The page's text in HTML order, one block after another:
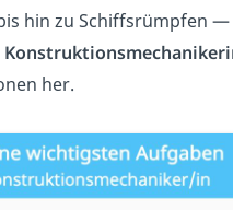
hin zu Schiffsrümpfen —
her.